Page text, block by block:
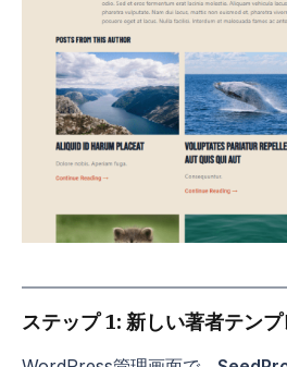
ステップ 1: 新しい著者テン